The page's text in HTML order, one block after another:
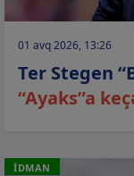
01 avq 2026, 13:26
Ter Stegen
“Ayaks”a
İDMAN